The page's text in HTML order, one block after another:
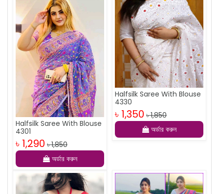
Halfsilk Saree With Blouse
4301
৳ 1,290 ৳ 1,850
অর্ডার করুন
Halfsilk Saree With Blouse
4330
৳ 1,350 ৳ 1,850
অর্ডার করুন